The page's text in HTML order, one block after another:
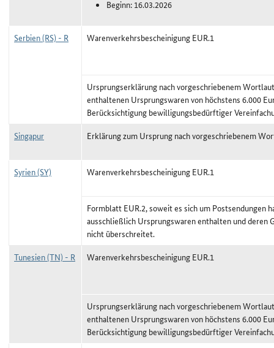
Beginn: 16.03.2026
Serbien (RS) - R Warenverkehrsbescheinigung EUR.1
Ursprungserklärung nach vorgeschriebenem
enthaltenen Ursprungswaren von höchstens 6.000
Berücksichtigung bewilligungsbedürftiger
Singapur
Erklärung zum Ursprung nach vorgeschriebenem
Syrien (SY) Warenverkehrsbescheinigung EUR.1
Formblatt EUR.2, soweit es sich um Postsendungen
ausschließlich Ursprungswaren enthalten und deren
nicht überschreitet.
Tunesien (TN) - R
Warenverkehrsbescheinigung EUR.1
Ursprungserklärung nach vorgeschriebenem
enthaltenen Ursprungswaren von höchstens 6.000
Berücksichtigung bewilligungsbedürftiger